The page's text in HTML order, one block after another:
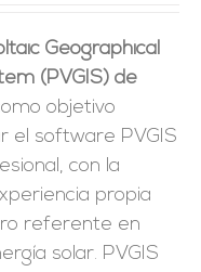
Geographical
(PVGIS) de
objetivo
el software PVGIS
con la
propia
referente en
solar. PVGIS